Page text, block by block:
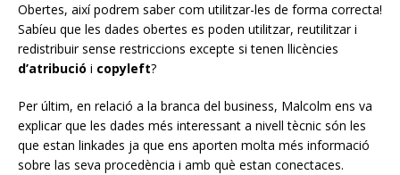
Obertes, així podrem saber com utilitzar-les de forma correcta!
Sabíeu que les dades obertes es poden utilitzar, reutilitzar i
redistribuir sense restriccions excepte si tenen llicències
d’atribució i copyleft?
Per últim, en relació a la branca del business, Malcolm ens va
explicar que les dades més interessant a nivell tècnic són les
que estan linkades ja que ens aporten molta més informació
sobre las seva procedència i amb què estan conectaces.